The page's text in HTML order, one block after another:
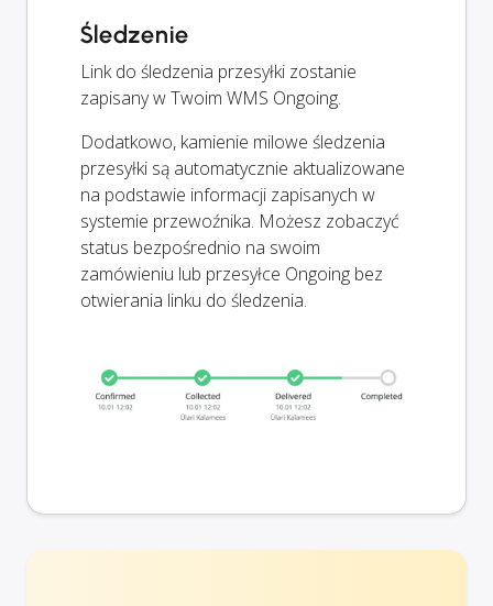
Śledzenie
Link do śledzenia przesyłki zostanie
zapisany w Twoim WMS Ongoing.
Dodatkowo, kamienie milowe śledzenia
przesyłki są automatycznie aktualizowane
na podstawie informacji zapisanych w
systemie przewoźnika. Możesz zobaczyć
status bezpośrednio na swoim
zamówieniu lub przesyłce Ongoing bez
otwierania linku do śledzenia.